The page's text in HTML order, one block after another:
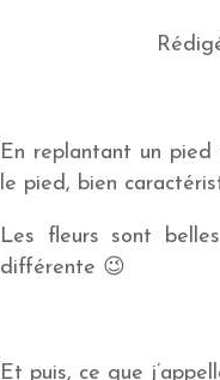
En replantant un
le pied, bien
Les fleurs sont
différente 😉
Et puis, ce que